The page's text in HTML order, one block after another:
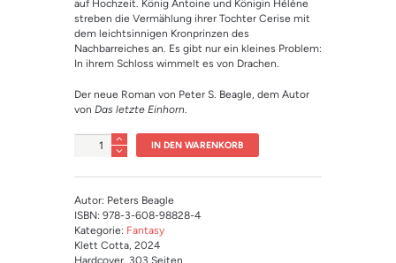
auf Hochzeit. König Antoine und Königin Hélène
streben die Vermählung ihrer Tochter Cerise mit
dem leichtsinnigen Kronprinzen des
Nachbarreiches an. Es gibt nur ein kleines Problem:
In ihrem Schloss wimmelt es von Drachen.
Der neue Roman von Peter S. Beagle, dem Autor
von Das letzte Einhorn.
Anzahl IN DEN WARENKORB
Autor: Peters Beagle
ISBN: 978-3-608-98828-4
Kategorie: Fantasy
Klett Cotta, 2024
Hardcover, 303 Seiten